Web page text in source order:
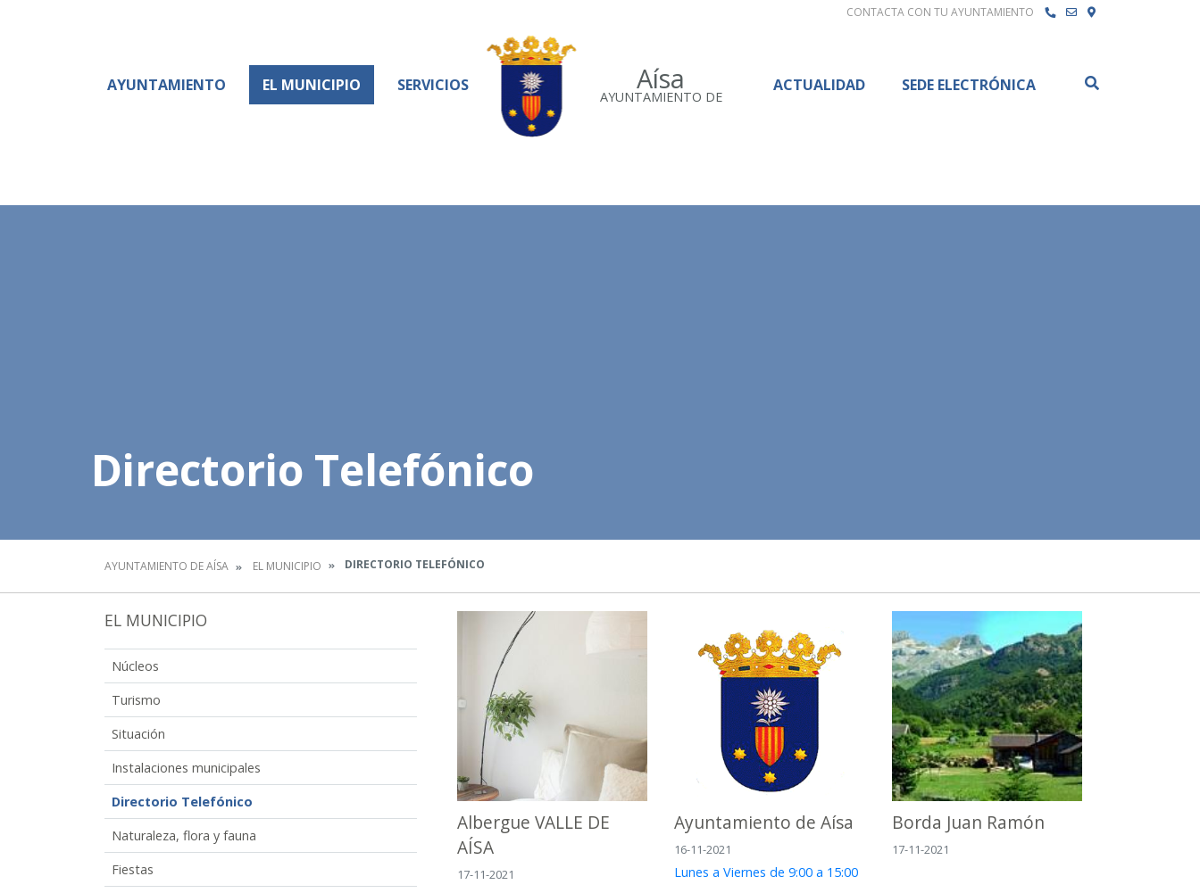
CONTACTA CON TU AYUNTAMIENTO
Aísa
AYUNTAMIENTO DE
AYUNTAMIENTO EL MUNICIPIO SERVICIOS ACTUALIDAD SEDE ELECTRÓNICA
Directorio Telefónico
AYUNTAMIENTO DE AÍSA EL MUNICIPIO DIRECTORIO TELEFÓNICO
EL MUNICIPIO
Núcleos
Turismo
Situación
Instalaciones municipales
Directorio Telefónico
Naturaleza, flora y fauna
Fiestas
Albergue VALLE DE
AÍSA
17-11-2021
Ayuntamiento de Aísa
16-11-2021
Lunes a Viernes de 9:00 a 15:00
Borda Juan Ramón
17-11-2021